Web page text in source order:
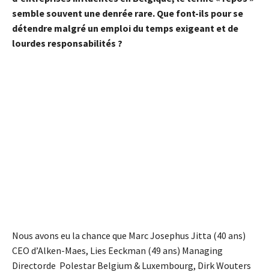
semble souvent une denrée rare. Que font-ils pour se
détendre malgré un emploi du temps exigeant et de
lourdes responsabilités ?
Nous avons eu la chance que Marc Josephus Jitta (40 ans)
CEO d’Alken-Maes, Lies Eeckman (49 ans) Managing
Directorde Polestar Belgium & Luxembourg, Dirk Wouters